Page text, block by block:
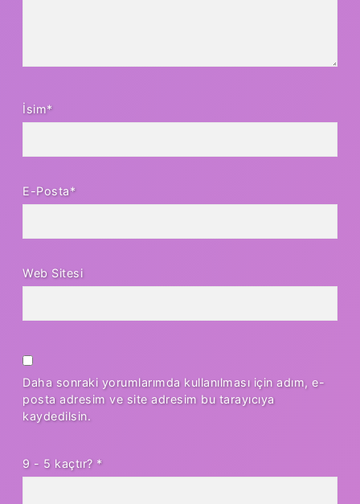
İsim*
E-Posta*
Web Sitesi
Daha sonraki yorumlarımda kullanılması için adım, e-
posta adresim ve site adresim bu tarayıcıya
kaydedilsin.
9 - 5 kaçtır? *